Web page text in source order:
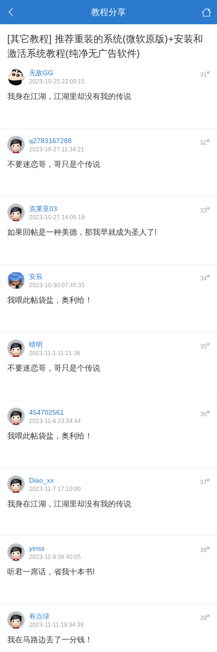
教程分享
[其它教程] 推荐重装的系统(微软原版)+安装和
激活系统教程(纯净无广告软件)
31#
无敌GG
2023-10-25 22:00:15
我身在江湖，江湖里却没有我的传说
32#
q2783167288
2023-10-27 11:34:21
不要迷恋哥，哥只是个传说
33#
克莱亚03
2023-10-27 14:06:19
如果回帖是一种美德，那我早就成为圣人了!
34#
安辰
2023-10-30 07:45:35
我喂此帖袋盐，奥利给！
35#
晴明
2023-11-1 11:21:36
不要迷恋哥，哥只是个传说
36#
454702561
2023-11-6 23:34:44
我喂此帖袋盐，奥利给！
37#
Diao_xx
2023-11-7 17:10:00
我身在江湖，江湖里却没有我的传说
38#
yinss
2023-11-9 08:40:05
听君一席话，省我十本书!
39#
有点绿
2023-11-11 19:34:39
我在马路边丢了一分钱！